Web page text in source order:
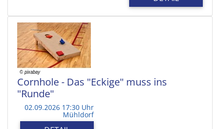
Cornhole - Das "Eckige" muss ins
"Runde"
02.09.2026 17:30 Uhr
Mühldorf